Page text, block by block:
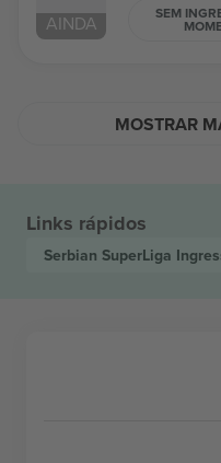
AINDA SEM
MOSTRAR
Links rápidos
Serbian SuperLiga